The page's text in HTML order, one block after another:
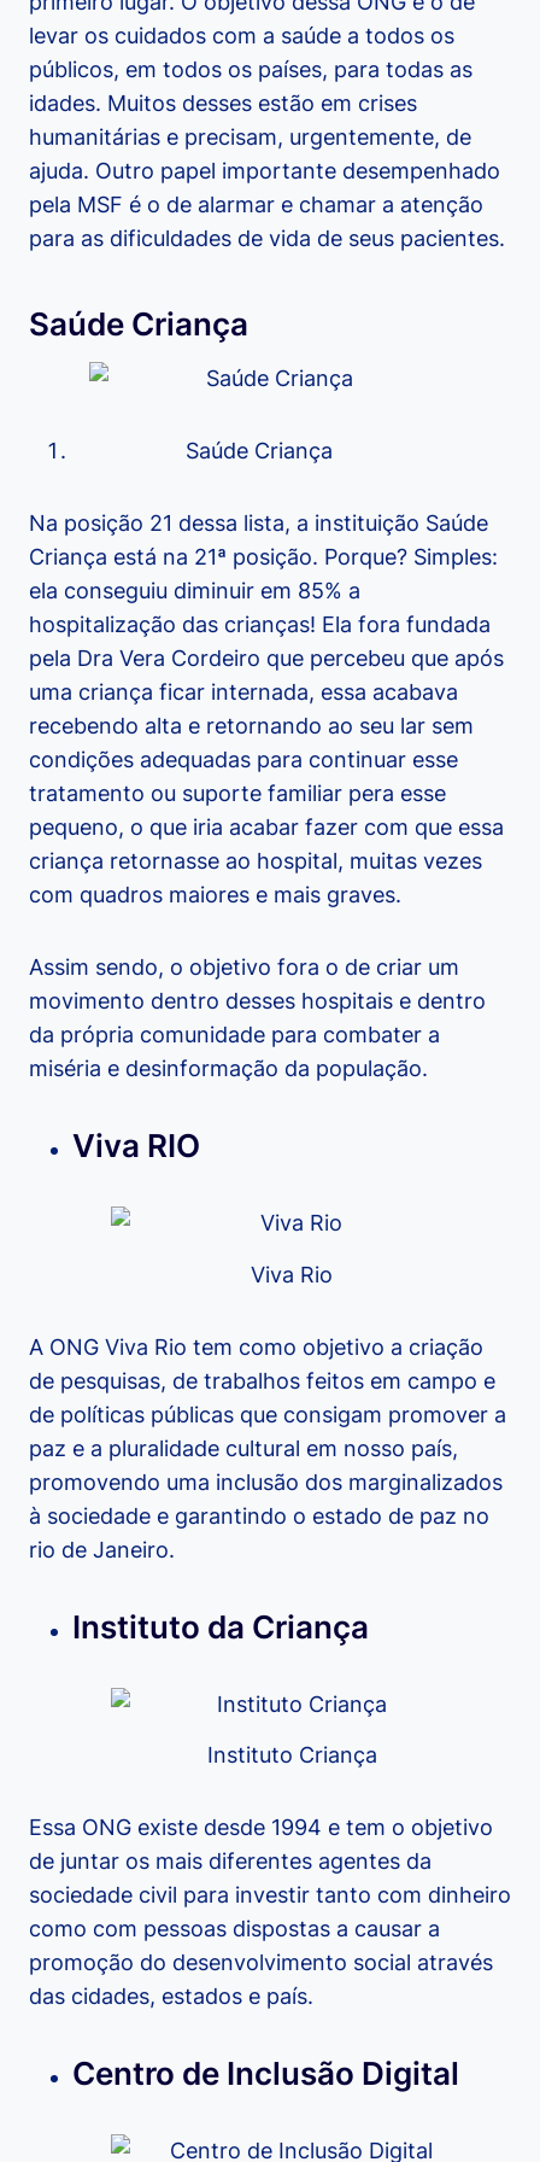
levar os cuidados com a saúde a todos os
públicos, em todos os países, para todas as
idades. Muitos desses estão em crises
humanitárias e precisam, urgentemente, de
ajuda. Outro papel importante desempenhado
pela MSF é o de alarmar e chamar a atenção
para as dificuldades de vida de seus pacientes.
Saúde Criança
Saúde Criança
Na posição 21 dessa lista, a instituição Saúde
Criança está na 21ª posição. Porque? Simples:
ela conseguiu diminuir em 85% a
hospitalização das crianças! Ela fora fundada
pela Dra Vera Cordeiro que percebeu que após
uma criança ficar internada, essa acabava
recebendo alta e retornando ao seu lar sem
condições adequadas para continuar esse
tratamento ou suporte familiar pera esse
pequeno, o que iria acabar fazer com que essa
criança retornasse ao hospital, muitas vezes
com quadros maiores e mais graves.
Assim sendo, o objetivo fora o de criar um
movimento dentro desses hospitais e dentro
da própria comunidade para combater a
miséria e desinformação da população.
Viva RIO
Viva Rio
A ONG Viva Rio tem como objetivo a criação
de pesquisas, de trabalhos feitos em campo e
de políticas públicas que consigam promover a
paz e a pluralidade cultural em nosso país,
promovendo uma inclusão dos marginalizados
à sociedade e garantindo o estado de paz no
rio de Janeiro.
Instituto da Criança
Instituto Criança
Essa ONG existe desde 1994 e tem o objetivo
de juntar os mais diferentes agentes da
sociedade civil para investir tanto com dinheiro
como com pessoas dispostas a causar a
promoção do desenvolvimento social através
das cidades, estados e país.
Centro de Inclusão Digital